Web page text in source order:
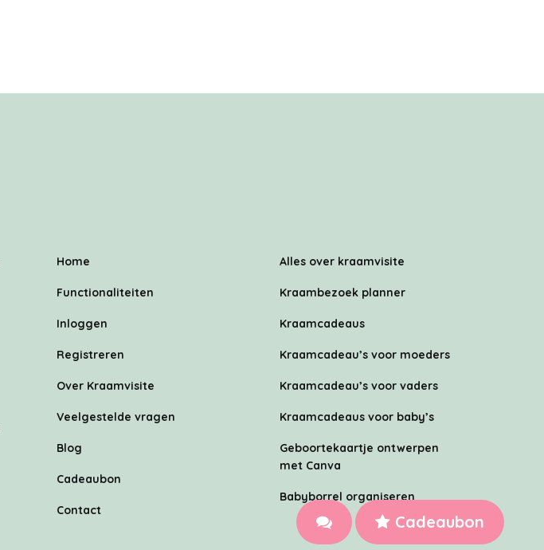
Cadeaubon
Home
Functionaliteiten
Inloggen
Registreren
Over Kraamvisite
Veelgestelde vragen
Blog
Cadeaubon
Contact
Alles over kraamvisite
Kraambezoek planner
Kraamcadeaus
Kraamcadeau’s voor moeders
Kraamcadeau’s voor vaders
Kraamcadeaus voor baby’s
Geboortekaartje ontwerpen
met Canva
Babyborrel organiseren